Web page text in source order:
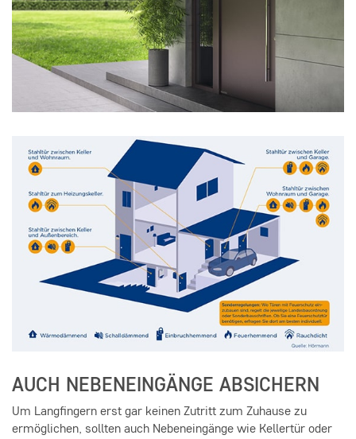
AUCH NEBENEINGÄNGE ABSICHERN
Um Langfingern erst gar keinen Zutritt zum Zuhause zu
ermöglichen, sollten auch Nebeneingänge wie Kellertür oder